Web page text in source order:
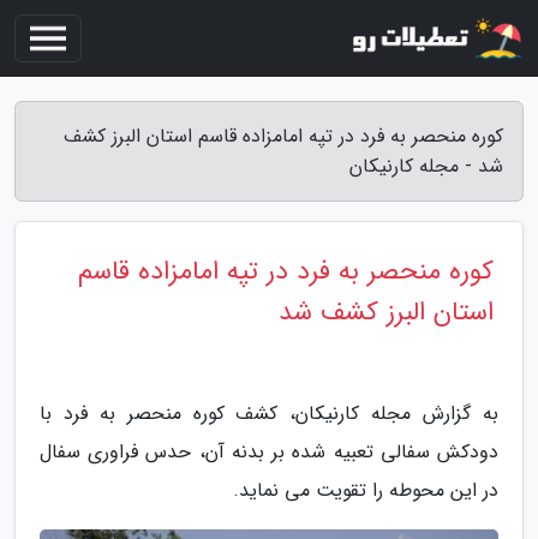
کوره منحصر به فرد در تپه امامزاده قاسم استان البرز کشف
شد - مجله کارنیکان
کوره منحصر به فرد در تپه امامزاده قاسم
استان البرز کشف شد
به گزارش مجله کارنیکان، کشف کوره منحصر به فرد با
دودکش سفالی تعبیه شده بر بدنه آن، حدس فراوری سفال
در این محوطه را تقویت می نماید.